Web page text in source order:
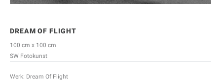
DREAM OF FLIGHT
100 cm x 100 cm
SW Fotokunst
Werk: Dream Of Flight